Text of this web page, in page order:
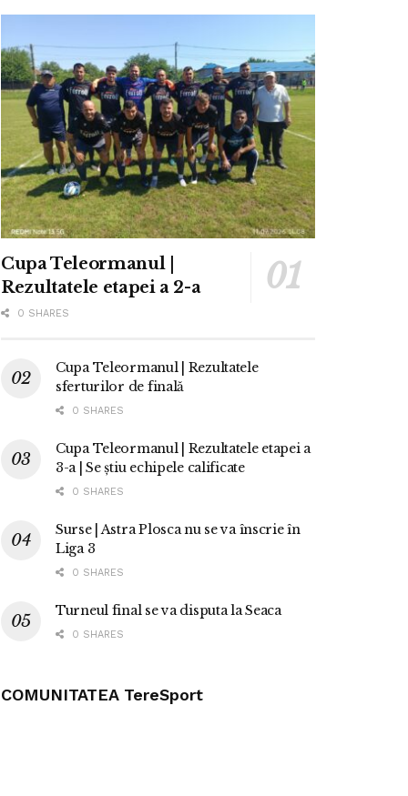
Cupa Teleormanul |
Rezultatele etapei a 2-a
0 SHARES
Cupa Teleormanul | Rezultatele
sferturilor de finală
0 SHARES
Cupa Teleormanul | Rezultatele etapei a
3-a | Se știu echipele calificate
0 SHARES
Surse | Astra Plosca nu se va înscrie în
Liga 3
0 SHARES
Turneul final se va disputa la Seaca
0 SHARES
COMUNITATEA TereSport